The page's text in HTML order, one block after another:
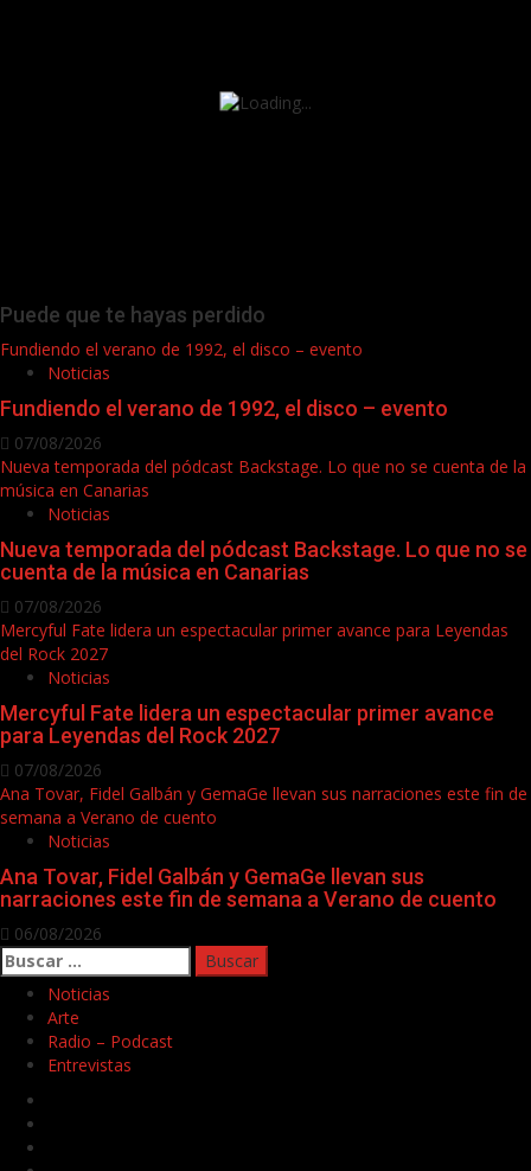
Puede que te hayas perdido
Fundiendo el verano de 1992, el disco – evento
Noticias
Fundiendo el verano de 1992, el disco – evento
07/08/2026
Nueva temporada del pódcast Backstage. Lo que no se cuenta de la
música en Canarias
Noticias
Nueva temporada del pódcast Backstage. Lo que no se
cuenta de la música en Canarias
07/08/2026
Mercyful Fate lidera un espectacular primer avance para Leyendas
del Rock 2027
Noticias
Mercyful Fate lidera un espectacular primer avance
para Leyendas del Rock 2027
07/08/2026
Ana Tovar, Fidel Galbán y GemaGe llevan sus narraciones este fin de
semana a Verano de cuento
Noticias
Ana Tovar, Fidel Galbán y GemaGe llevan sus
narraciones este fin de semana a Verano de cuento
06/08/2026
Buscar:
Noticias
Arte
Radio – Podcast
Entrevistas